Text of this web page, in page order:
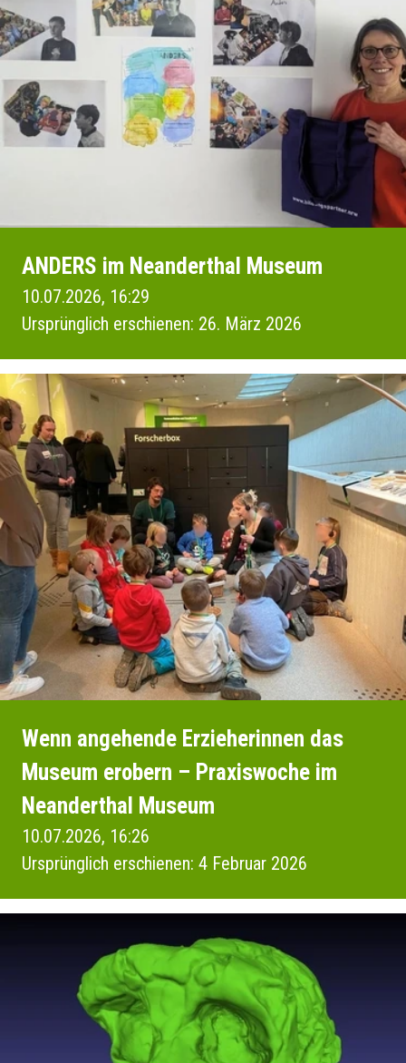
ANDERS im Neanderthal Museum
10.07.2026, 16:29
Ursprünglich erschienen: 26. März 2026
Wenn angehende Erzieherinnen das
Museum erobern – Praxiswoche im
Neanderthal Museum
10.07.2026, 16:26
Ursprünglich erschienen: 4 Februar 2026